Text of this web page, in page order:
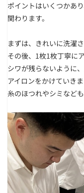
ポイントはいくつかあ
関わります。
まずは、きれいに洗濯
その後、1枚1枚丁寧に
シワが残らないように
アイロンをかけていきま
糸のほつれやシミなども